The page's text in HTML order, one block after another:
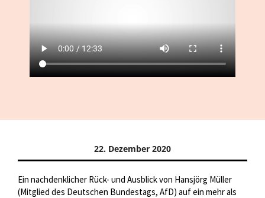
22. Dezember 2020
Ein nachdenklicher Rück- und Ausblick von Hansjörg Müller
(Mitglied des Deutschen Bundestags, AfD) auf ein mehr als